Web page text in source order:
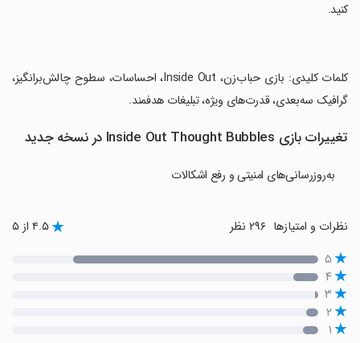
کنید.
‏کلمات کلیدی: بازی حباب‌زن، Inside Out، احساسات، سطوح چالش‌برانگیز،
گرافیک سه‌بعدی، قدرت‌های ویژه، تبلیغات هدفمند.
تغییرات بازی Inside Out Thought Bubbles در نسخه جدید
به‌روزرسانی‌های امنیتی و رفع اشکالات
نظرات و امتیازها ۴.۵ از ۵
۵
۴
۳
۲
۱